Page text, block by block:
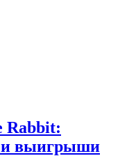
Rabbit:
и выигрыши